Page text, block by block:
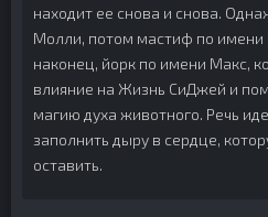
находит ее снова и снова.
Молли, потом мастиф по имени
наконец, йорк по имени Макс,
влияние на Жизнь СиДжей и
магию духа животного. Речь
заполнить дыру в сердце,
оставить.